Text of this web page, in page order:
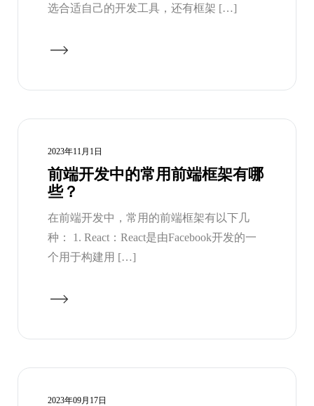
选合适自己的开发工具，还有框架 […]
2023年11月1日
前端开发中的常用前端框架有哪
些？
在前端开发中，常用的前端框架有以下几
种： 1. React：React是由Facebook开发的一
个用于构建用 […]
2023年09月17日